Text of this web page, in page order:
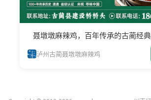
聂墩墩麻辣鸡，百年传承的古蔺经典
泸州古蔺聂墩墩麻辣鸡